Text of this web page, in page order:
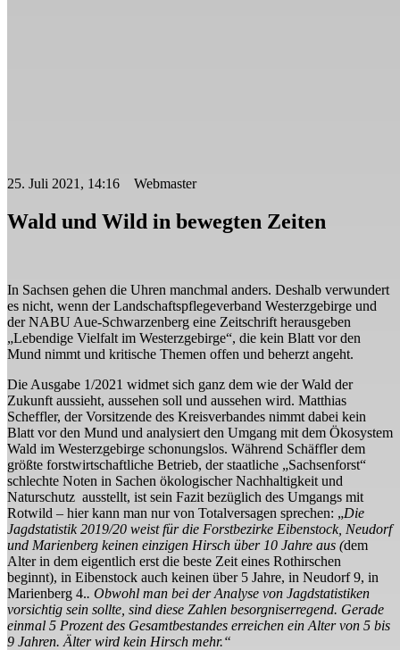
25. Juli 2021, 14:16 Webmaster
Wald und Wild in bewegten Zeiten
In Sachsen gehen die Uhren manchmal anders. Deshalb verwundert
es nicht, wenn der Landschaftspflegeverband Westerzgebirge und
der NABU Aue-Schwarzenberg eine Zeitschrift herausgeben
„Lebendige Vielfalt im Westerzgebirge“, die kein Blatt vor den
Mund nimmt und kritische Themen offen und beherzt angeht.
Die Ausgabe 1/2021 widmet sich ganz dem wie der Wald der
Zukunft aussieht, aussehen soll und aussehen wird. Matthias
Scheffler, der Vorsitzende des Kreisverbandes nimmt dabei kein
Blatt vor den Mund und analysiert den Umgang mit dem Ökosystem
Wald im Westerzgebirge schonungslos. Während Schäffler dem
größte forstwirtschaftliche Betrieb, der staatliche „Sachsenforst“
schlechte Noten in Sachen ökologischer Nachhaltigkeit und
Naturschutz ausstellt, ist sein Fazit bezüglich des Umgangs mit
Rotwild – hier kann man nur von Totalversagen sprechen: „Die
Jagdstatistik 2019/20 weist für die Forstbezirke Eibenstock, Neudorf
und Marienberg keinen einzigen Hirsch über 10 Jahre aus (dem
Alter in dem eigentlich erst die beste Zeit eines Rothirschen
beginnt), in Eibenstock auch keinen über 5 Jahre, in Neudorf 9, in
Marienberg 4.. Obwohl man bei der Analyse von Jagdstatistiken
vorsichtig sein sollte, sind diese Zahlen besorgniserregend. Gerade
einmal 5 Prozent des Gesamtbestandes erreichen ein Alter von 5 bis
9 Jahren. Älter wird kein Hirsch mehr.“